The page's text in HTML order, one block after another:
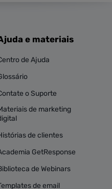
e materiais
de Ajuda
o Suporte
de marketing
de clientes
GetResponse
de Webinars
de email